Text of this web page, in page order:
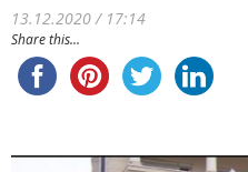
13.12.2020 / 17:14
Share this...